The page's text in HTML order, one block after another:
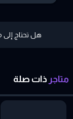
هل تحتاج
متاجر ذات صلة